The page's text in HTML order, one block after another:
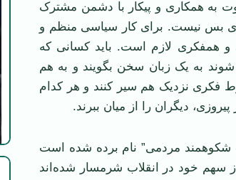
به همکاری و پیکار با دشمن مشترک
بس نیست. برای کار سیاسی منظم و
و همفکری لازم است. باید کسانی که
به یک زبان سخن بگویند و به هم
فکری نزدیک هم سیر کنند و هر کدام
دیگران را از میان ببرند.
شکوهمند مردمی” نام برده شده است
سهم خود در انقلاب شرمسار شده‌اند